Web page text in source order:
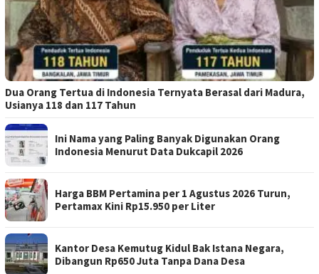
Dua Orang Tertua di Indonesia Ternyata Berasal dari Madura,
Usianya 118 dan 117 Tahun
Ini Nama yang Paling Banyak Digunakan Orang
Indonesia Menurut Data Dukcapil 2026
Harga BBM Pertamina per 1 Agustus 2026 Turun,
Pertamax Kini Rp15.950 per Liter
Kantor Desa Kemutug Kidul Bak Istana Negara,
Dibangun Rp650 Juta Tanpa Dana Desa